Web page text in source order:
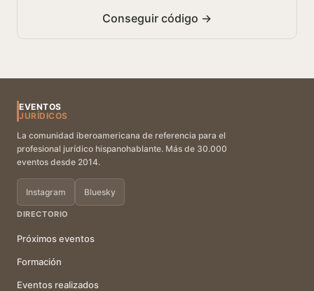
Conseguir código →
EVENTOS
JURÍDICOS
La comunidad iberoamericana de referencia para el
profesional jurídico hispanohablante. Más de 30.000
eventos desde 2014.
Instagram Bluesky
DIRECTORIO
Próximos eventos
Formación
Eventos realizados